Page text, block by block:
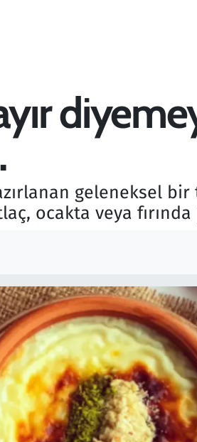
geleneksel bir
ocakta veya